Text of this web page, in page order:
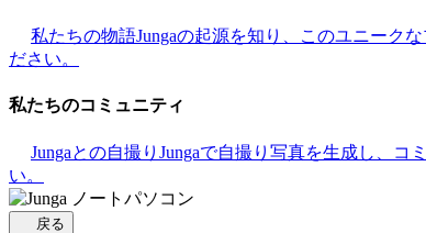
私たちの物語Jungaの起源を知り、このユニーク
ださい。
私たちのコミュニティ
Jungaとの自撮り Jungaで自撮り写真を生成し、コ
い。
戻る